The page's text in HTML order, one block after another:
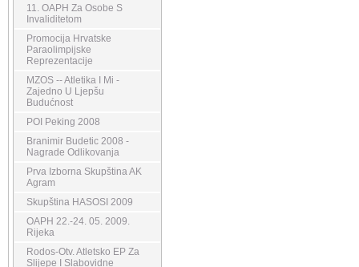
11. OAPH Za Osobe S
Invaliditetom
Promocija Hrvatske
Paraolimpijske
Reprezentacije
MZOS -- Atletika I Mi -
Zajedno U Ljepšu
Budućnost
POI Peking 2008
Branimir Budetic 2008 -
Nagrade Odlikovanja
Prva Izborna Skupština AK
Agram
Skupština HASOSI 2009
OAPH 22.-24. 05. 2009.
Rijeka
Rodos-Otv. Atletsko EP Za
Slijepe I Slabovidne